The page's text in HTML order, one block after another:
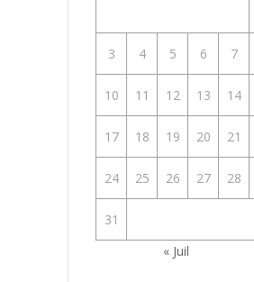
3 4 5 6 7
10 11 12 13 14
17 18 19 20 21
24 25 26 27 28
31
« Juil